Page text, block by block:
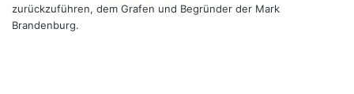
zurückzuführen, dem Grafen und Begründer der Mark
Brandenburg.